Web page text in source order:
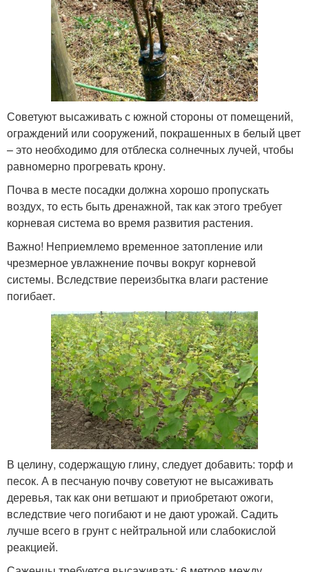
Советуют высаживать с южной стороны от помещений,
ограждений или сооружений, покрашенных в белый цвет
– это необходимо для отблеска солнечных лучей, чтобы
равномерно прогревать крону.
Почва в месте посадки должна хорошо пропускать
воздух, то есть быть дренажной, так как этого требует
корневая система во время развития растения.
Важно! Неприемлемо временное затопление или
чрезмерное увлажнение почвы вокруг корневой
системы. Вследствие переизбытка влаги растение
погибает.
В целину, содержащую глину, следует добавить: торф и
песок. А в песчаную почву советуют не высаживать
деревья, так как они ветшают и приобретают ожоги,
вследствие чего погибают и не дают урожай. Садить
лучше всего в грунт с нейтральной или слабокислой
реакцией.